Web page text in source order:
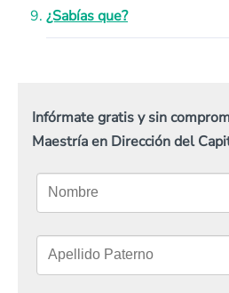
¿Sabías que?
Infórmate gratis y sin
Maestría en Dirección del